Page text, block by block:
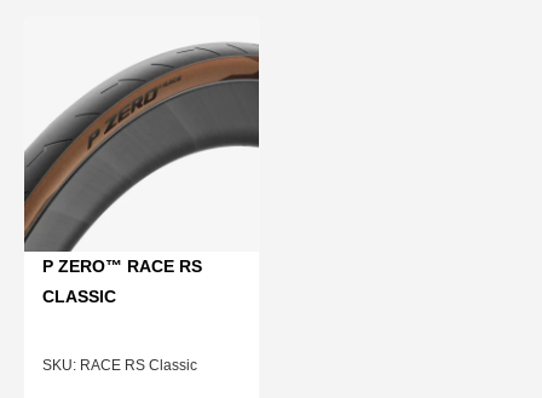
RACE RS Classic
P ZERO™ RACE RS
CLASSIC